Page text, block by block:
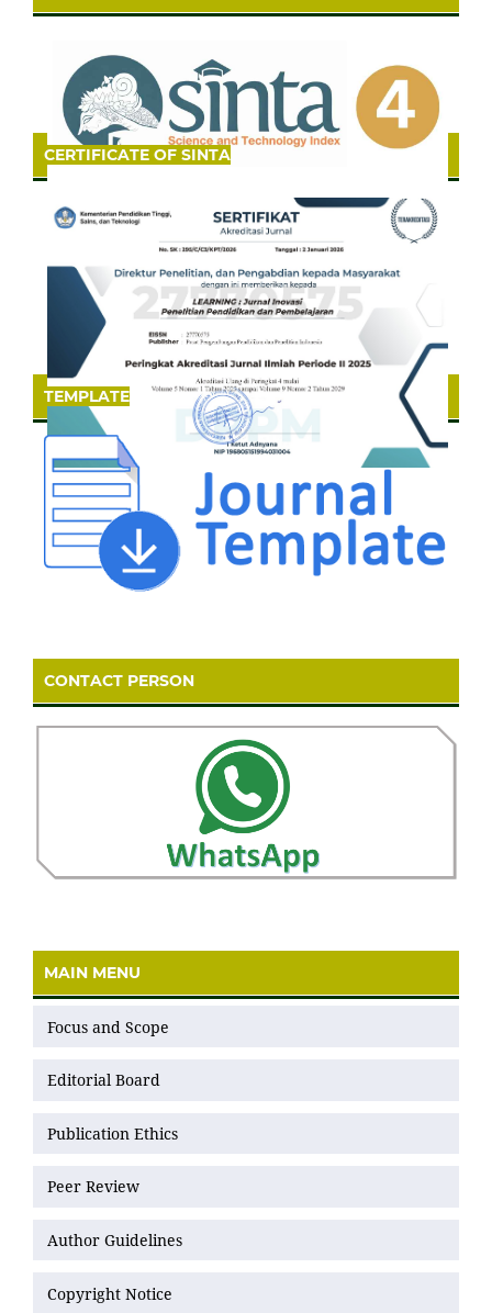
CERTIFICATE OF SINTA
TEMPLATE
CONTACT PERSON
MAIN MENU
Focus and Scope
Editorial Board
Publication Ethics
Peer Review
Author Guidelines
Copyright Notice